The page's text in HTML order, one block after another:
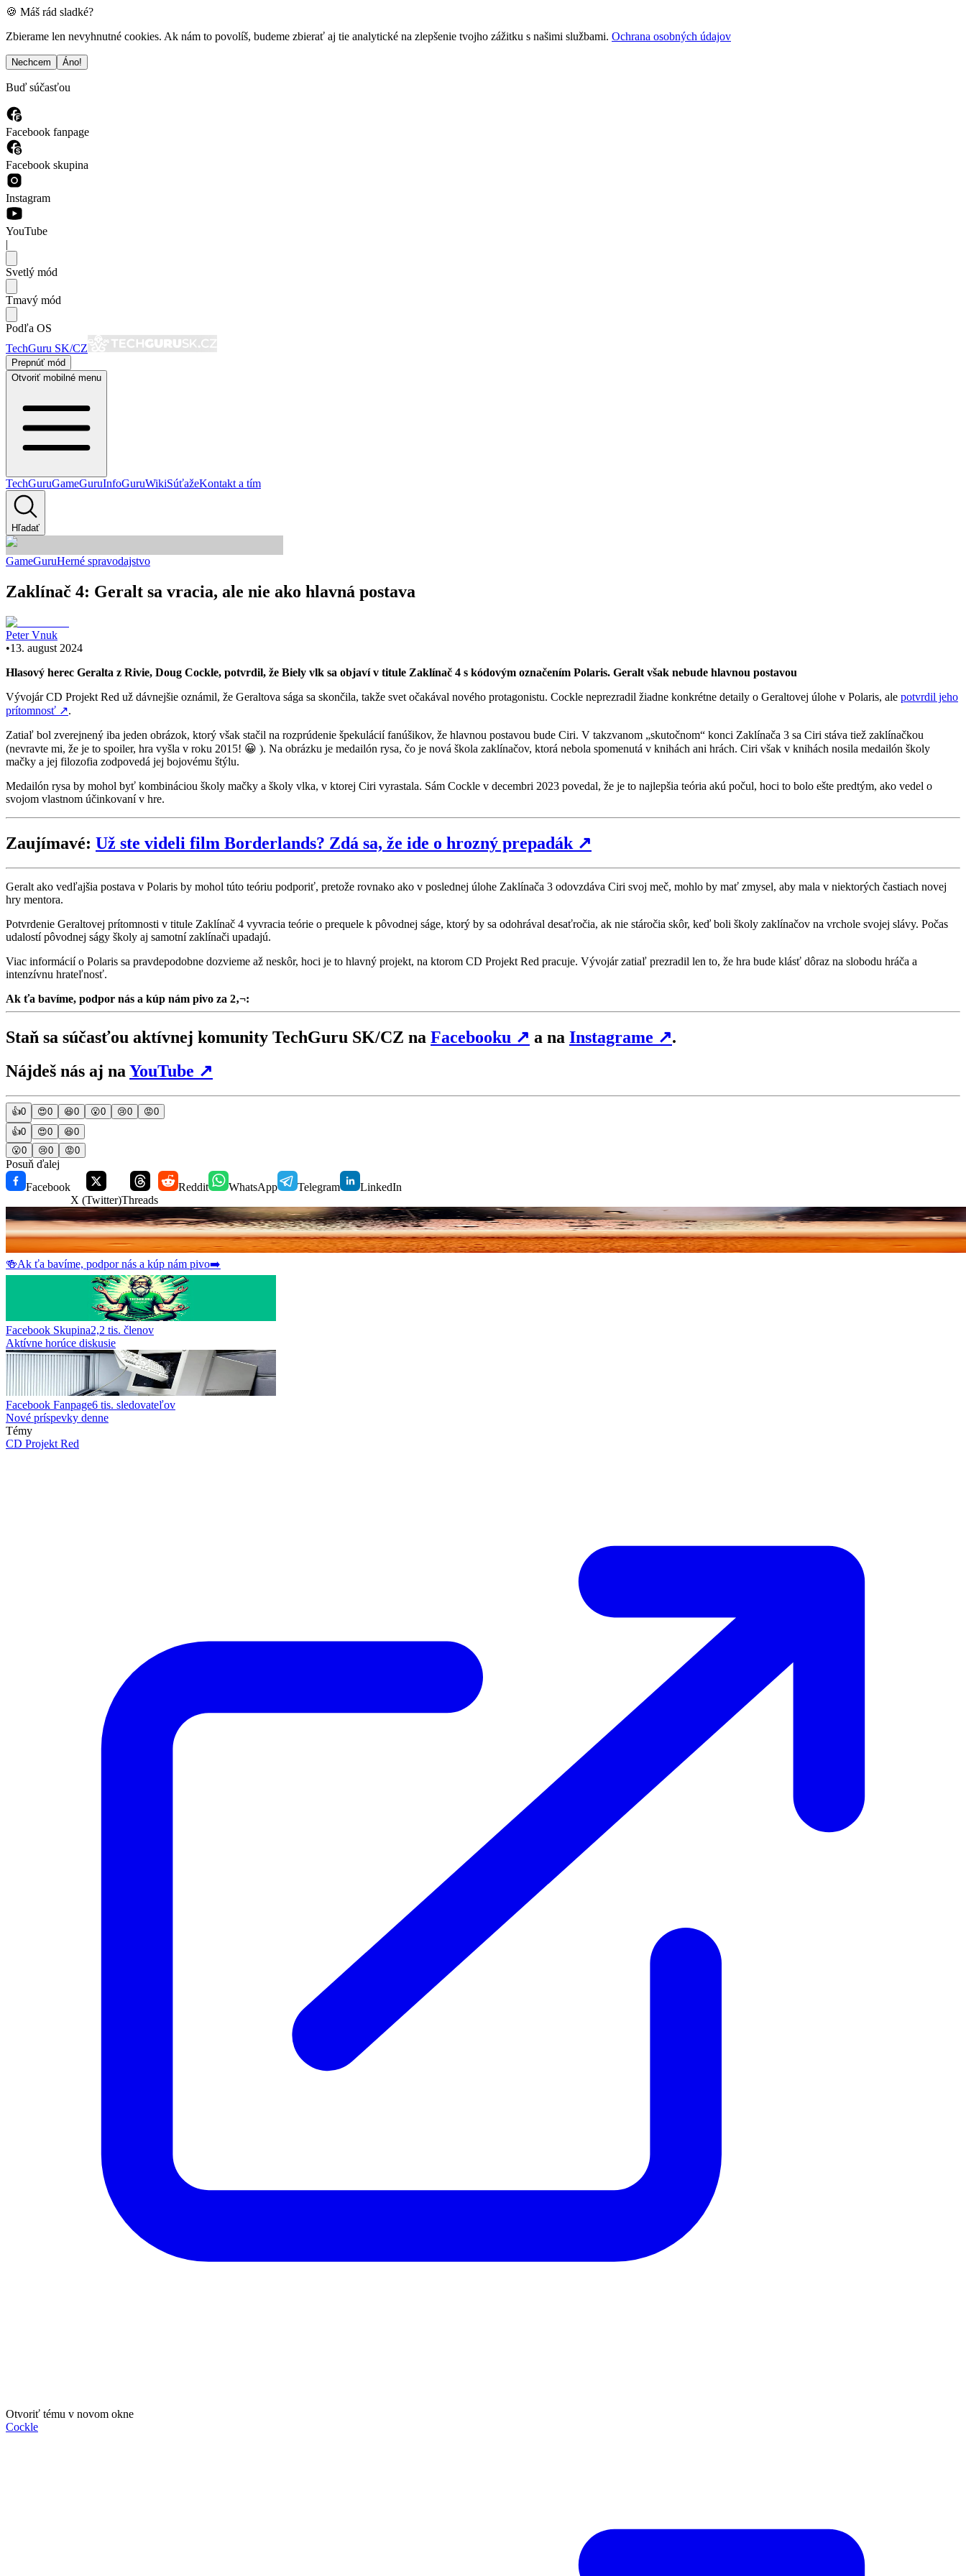
🍪 Máš rád sladké?
Zbierame len nevyhnutné cookies. Ak nám to povolíš, budeme zbierať aj tie analytické na zlepšenie tvojho zážitku s našimi službami. Ochrana osobných údajov
Nechcem Áno!
Buď súčasťou
Facebook fanpage
Facebook skupina
Instagram
YouTube
|
Svetlý mód
Tmavý mód
Podľa OS
TechGuru SK/CZ
Prepnúť mód
Otvoriť mobilné menu
TechGuruGameGuruInfoGuruWikiSúťažeKontakt a tím
Hľadať
GameGuruHerné spravodajstvo
Zaklínač 4: Geralt sa vracia, ale nie ako hlavná postava
Peter Vnuk
•13. august 2024
Hlasový herec Geralta z Rivie, Doug Cockle, potvrdil, že Biely vlk sa objaví v titule Zaklínač 4 s kódovým označením Polaris. Geralt však nebude hlavnou postavou
Vývojár CD Projekt Red už dávnejšie oznámil, že Geraltova sága sa skončila, takže svet očakával nového protagonistu. Cockle neprezradil žiadne konkrétne detaily o Geraltovej úlohe v Polaris, ale potvrdil jeho
prítomnosť ↗.
Zatiaľ bol zverejnený iba jeden obrázok, ktorý však stačil na rozprúdenie špekulácií fanúšikov, že hlavnou postavou bude Ciri. V takzvanom „skutočnom“ konci Zaklínača 3 sa Ciri stáva tiež zaklínačkou
(nevravte mi, že je to spoiler, hra vyšla v roku 2015! 😀 ). Na obrázku je medailón rysa, čo je nová škola zaklínačov, ktorá nebola spomenutá v knihách ani hrách. Ciri však v knihách nosila medailón školy
mačky a jej filozofia zodpovedá jej bojovému štýlu.
Medailón rysa by mohol byť kombináciou školy mačky a školy vlka, v ktorej Ciri vyrastala. Sám Cockle v decembri 2023 povedal, že je to najlepšia teória akú počul, hoci to bolo ešte predtým, ako vedel o
svojom vlastnom účinkovaní v hre.
Zaujímavé: Už ste videli film Borderlands? Zdá sa, že ide o hrozný prepadák ↗
Geralt ako vedľajšia postava v Polaris by mohol túto teóriu podporiť, pretože rovnako ako v poslednej úlohe Zaklínača 3 odovzdáva Ciri svoj meč, mohlo by mať zmysel, aby mala v niektorých častiach novej
hry mentora.
Potvrdenie Geraltovej prítomnosti v titule Zaklínač 4 vyvracia teórie o prequele k pôvodnej ságe, ktorý by sa odohrával desaťročia, ak nie stáročia skôr, keď boli školy zaklínačov na vrchole svojej slávy. Počas
udalostí pôvodnej ságy školy aj samotní zaklínači upadajú.
Viac informácií o Polaris sa pravdepodobne dozvieme až neskôr, hoci je to hlavný projekt, na ktorom CD Projekt Red pracuje. Vývojár zatiaľ prezradil len to, že hra bude klásť dôraz na slobodu hráča a
intenzívnu hrateľnosť.
Ak ťa bavíme, podpor nás a kúp nám pivo za 2‚¬:
Staň sa súčasťou aktívnej komunity TechGuru SK/CZ na Facebooku ↗ a na Instagrame ↗.
Nájdeš nás aj naYouTube ↗
👍0 😍0 😆0 😮0 😢0 😡0
👍0 😍0 😆0
😮0 😢0 😡0
Posuň ďalej
Facebook
X (Twitter)Threads
Reddit WhatsApp Telegram LinkedIn
🍻Ak ťa bavíme, podpor nás a kúp nám pivo➡️
Facebook Skupina2,2 tis. členov
Aktívne horúce diskusie
Facebook Fanpage6 tis. sledovateľov
Nové príspevky denne
Témy
CD Projekt Red
Otvoriť tému v novom okne
Cockle